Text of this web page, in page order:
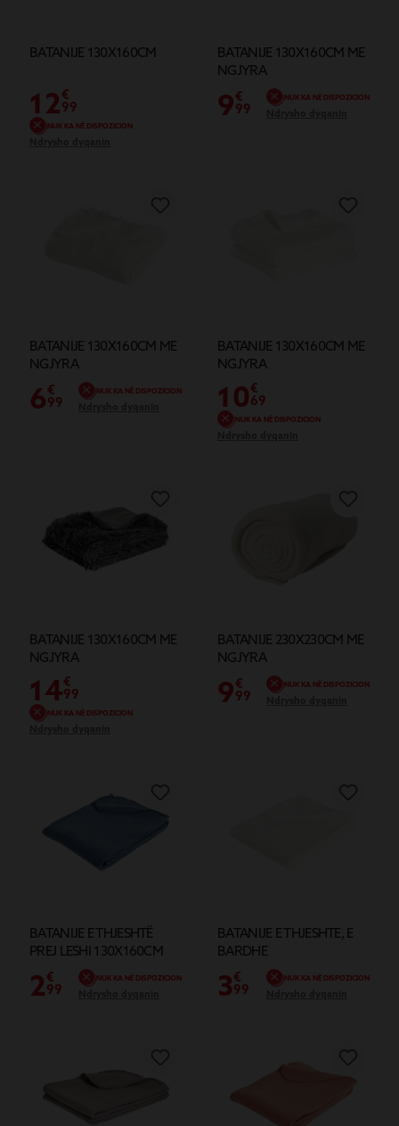
BATANIJE 130X160CM
12€
99
NUK KA NË DISPOZICION
BATANIJE 130X160CM ME
NGJYRA
9€
99
NUK KA NË DISPOZICION
BATANIJE 130X160CM ME
NGJYRA
6€
99
NUK KA NË DISPOZICION
BATANIJE 130X160CM ME
NGJYRA
10€
69
NUK KA NË DISPOZICION
BATANIJE 130X160CM ME
NGJYRA
14€
99
NUK KA NË DISPOZICION
BATANIJE 230X230CM ME
NGJYRA
9€
99
NUK KA NË DISPOZICION
BATANIJE E THJESHTË
PREJ LESHI 130X160CM
BLU
2€
99
NUK KA NË DISPOZICION
BATANIJE E THJESHTE, E
BARDHE
3€
99
NUK KA NË DISPOZICION